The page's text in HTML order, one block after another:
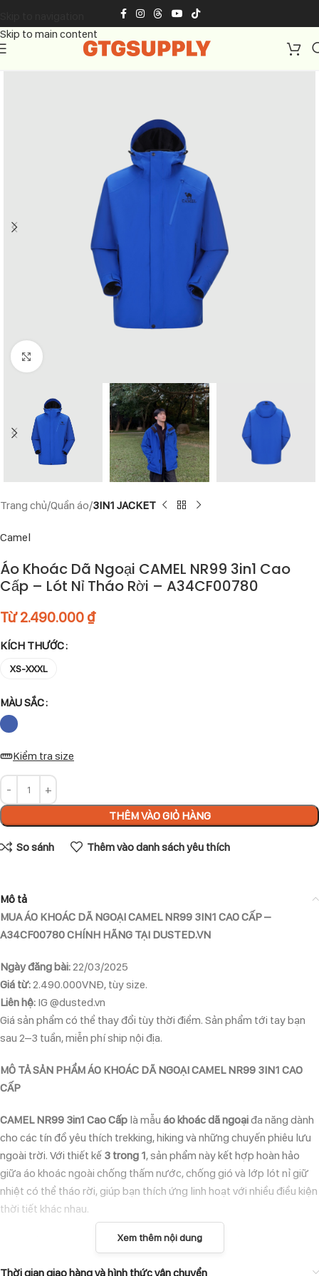
Skip to main content
Click to enlarge
Trang chủ Quần áo 3IN1 JACKET
Camel
Áo Khoác Dã Ngoại CAMEL NR99 3in1 Cao
Cấp – Lót Nỉ Tháo Rời – A34CF00780
Từ2.490.000 ₫
KÍCH THƯỚC
XS-XXXL
MÀU SẮC
Kiểm tra size
THÊM VÀO GIỎ HÀNG
So sánh Thêm vào danh sách yêu thích
Mô tả
MUA ÁO KHOÁC DÃ NGOẠI CAMEL NR99 3IN1 CAO CẤP –
A34CF00780 CHÍNH HÃNG TẠI DUSTED.VN
Ngày đăng bài:22/03/2025
Giá từ:2.490.000VNĐ, tùy size.
Liên hệ: IG @dusted.vn
Giá sản phẩm có thể thay đổi tùy thời điểm. Sản phẩm tới tay bạn
sau 2–3 tuần, miễn phí ship nội địa.
MÔ TẢ SẢN PHẨM ÁO KHOÁC DÃ NGOẠI CAMEL NR99 3IN1 CAO
CẤP
CAMEL NR99 3in1 Cao Cấp là mẫu áo khoác dã ngoạiđa năng dành
cho các tín đồ yêu thích trekking, hiking và những chuyến phiêu lưu
ngoài trời. Với thiết kế 3 trong 1, sản phẩm này kết hợp hoàn hảo
giữa áo khoác ngoài chống thấm nước, chống gió và lớp lót nỉ giữ
nhiệt có thể tháo rời, giúp bạn thích ứng linh hoạt với nhiều điều kiện
thời tiết khác nhau.
nổi bật với phong cách thể thao hiện đại
Xem thêm nội dung
Thời gian giao hàng và hình thức vận chuyển